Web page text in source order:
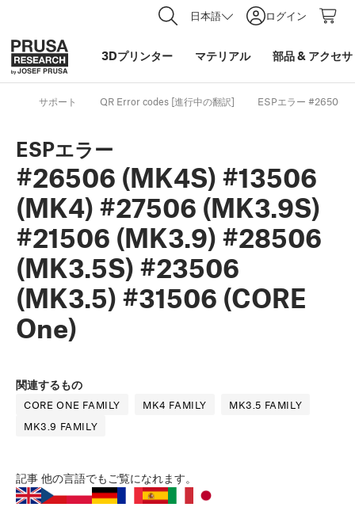
日本語 ログイン
3Dプリンター マテリアル 部品& アクセ
サポート QR Error codes [進行中の翻訳] ESPエラー #26506
ESPエラー
#26506 (MK4S) #13506
(MK4) #27506 (MK3.9S)
#21506 (MK3.9) #28506
(MK3.5S) #23506
(MK3.5) #31506 (CORE
One)
関連するもの
CORE ONE FAMILY MK4 FAMILY
MK3.5 FAMILY
MK3.9 FAMILY
記事 他の言語でもご覧になれます。